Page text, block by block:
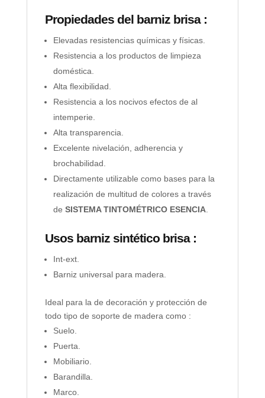
Propiedades del barniz brisa :
Elevadas resistencias químicas y físicas.
Resistencia a los productos de limpieza
doméstica.
Alta flexibilidad.
Resistencia a los nocivos efectos de al
intemperie.
Alta transparencia.
Excelente nivelación, adherencia y
brochabilidad.
Directamente utilizable como bases para la
realización de multitud de colores a través
de SISTEMA TINTOMÉTRICO ESENCIA.
Usos barniz sintético brisa :
Int-ext.
Barniz universal para madera.
Ideal para la de decoración y protección de
todo tipo de soporte de madera como :
Suelo.
Puerta.
Mobiliario.
Barandilla.
Marco.